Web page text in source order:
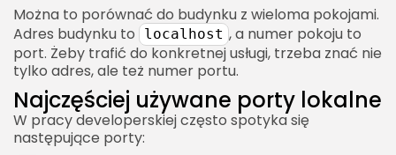
Można to porównać do budynku z wieloma pokojami.
Adres budynku to
localhost , a numer pokoju to
port. Żeby trafić do konkretnej usługi, trzeba znać nie
tylko adres, ale też numer portu.
Najczęściej używane porty lokalne
W pracy developerskiej często spotyka się
następujące porty: